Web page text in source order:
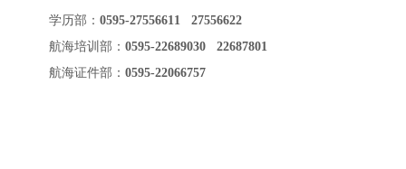
学历部： 0595-27556611 27556622
航海培训部： 0595-22689030 22687801
航海证件部： 0595-22066757